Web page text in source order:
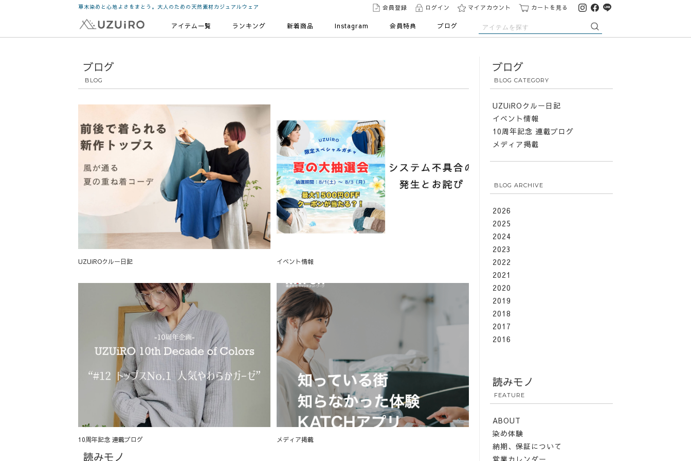
草木染めと心地よさをまとう。大人のための天然素材カジュアルウェア 会員登録 ログイン マイアカウント カートを見る
アイテム一覧 ランキング 新着商品 Instagram 会員特典 ブログ
ブログ
BLOG
UZUiROクルー日記 イベント情報
10周年記念 連載ブログ メディア掲載
読みモノ
ブログ
BLOG CATEGORY
UZUiROクルー日記
イベント情報
10周年記念 連載ブログ
メディア掲載
BLOG ARCHIVE
2026
2025
2024
2023
2022
2021
2020
2019
2018
2017
2016
読みモノ
FEATURE
ABOUT
染め体験
納期、保証について
営業カレンダー